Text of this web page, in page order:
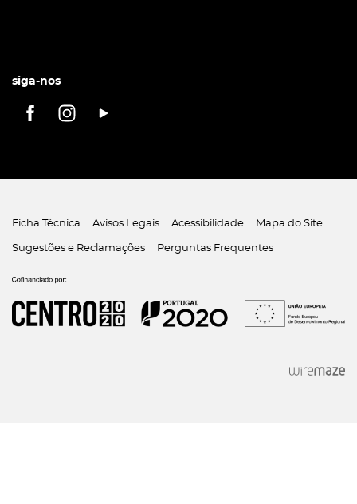
siga-nos
Ficha Técnica Avisos Legais Acessibilidade Mapa do Site
Sugestões e Reclamações Perguntas Frequentes